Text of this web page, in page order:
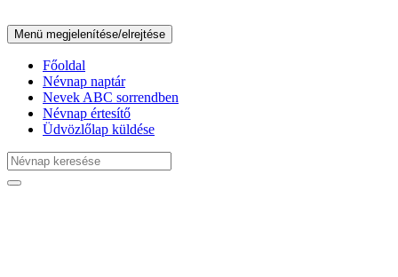
Menü megjelenítése/elrejtése
Főoldal
Névnap naptár
Nevek ABC sorrendben
Névnap értesítő
Üdvözlőlap küldése